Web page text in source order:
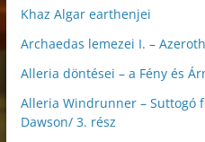
Khaz Algar earthenjei
Archaedas lemezei I. –
Alleria döntései – a Fény és
Alleria Windrunner – Suttogó
Dawson/ 3. rész